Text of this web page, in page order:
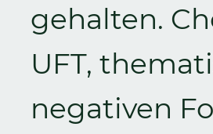
gehalten.
UFT,
negativen